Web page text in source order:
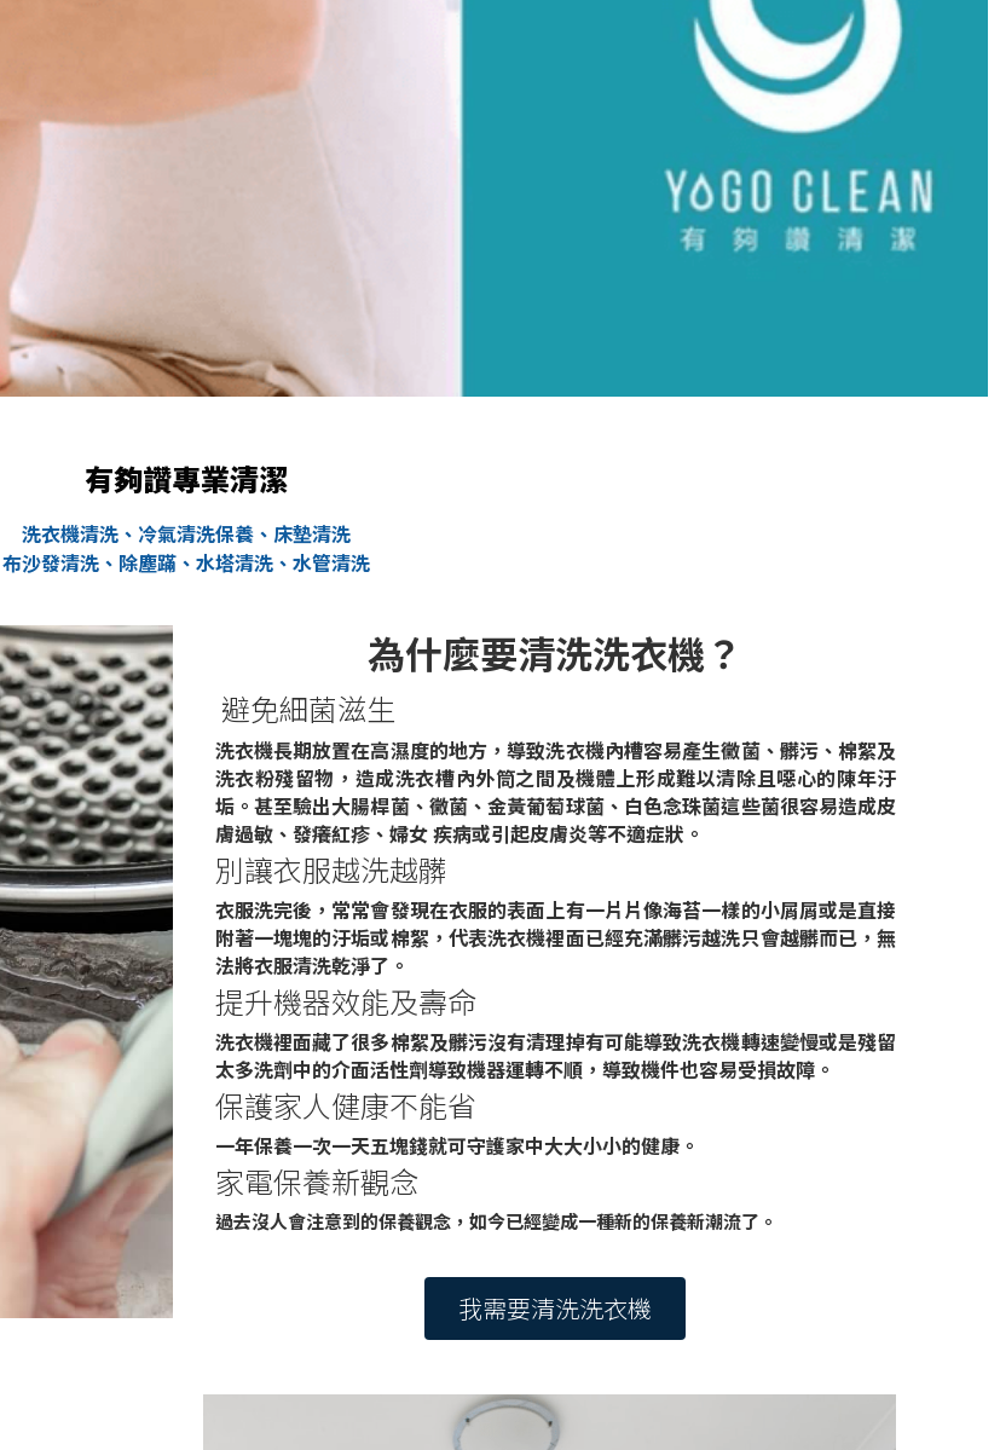
有夠讚專業清潔
洗衣機清洗、冷氣清洗保養、床墊清洗
布沙發清洗、除塵蹣、水塔清洗、水管清洗
為什麼要清洗洗衣機？
避免細菌滋生
洗衣機長期放置在高濕度的地方，導致洗衣機內槽容易產生黴菌、髒污、棉絮及
洗衣粉殘留物，造成洗衣槽內外筒之間及機體上形成難以清除且噁心的陳年汙
垢。甚至驗出大腸桿菌、黴菌、金黃葡萄球菌、白色念珠菌這些菌很容易造成皮
膚過敏、發癢紅疹、婦女 疾病或引起皮膚炎等不適症狀。
別讓衣服越洗越髒
衣服洗完後，常常會發現在衣服的表面上有一片片像海苔一樣的小屑屑或是直接
附著一塊塊的汙垢或棉絮，代表洗衣機裡面已經充滿髒污越洗只會越髒而已，無
法將衣服清洗乾淨了。
提升機器效能及壽命
洗衣機裡面藏了很多棉絮及髒污沒有清理掉有可能導致洗衣機轉速變慢或是殘留
太多洗劑中的介面活性劑導致機器運轉不順，導致機件也容易受損故障。
保護家人健康不能省
一年保養一次一天五塊錢就可守護家中大大小小的健康。
家電保養新觀念
過去沒人會注意到的保養觀念，如今已經變成一種新的保養新潮流了。
我需要清洗洗衣機